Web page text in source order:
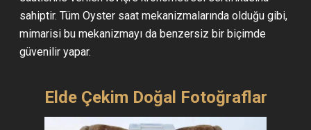
sahiptir. Tüm Oyster saat mekanizmalarında olduğu gibi,
mimarisi bu mekanizmayı da benzersiz bir biçimde
güvenilir yapar.
Elde Çekim Doğal Fotoğraflar